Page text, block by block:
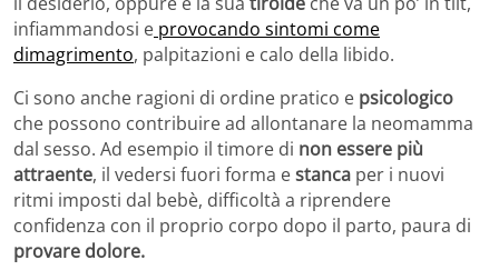
infiammandosi e provocando sintomi come
dimagrimento, palpitazioni e calo della libido.
Ci sono anche ragioni di ordine pratico e psicologico
che possono contribuire ad allontanare la neomamma
dal sesso. Ad esempio il timore di non essere più
attraente, il vedersi fuori forma estanca per i nuovi
ritmi imposti dal bebè, difficoltà a riprendere
confidenza con il proprio corpo dopo il parto, paura di
provare dolore.